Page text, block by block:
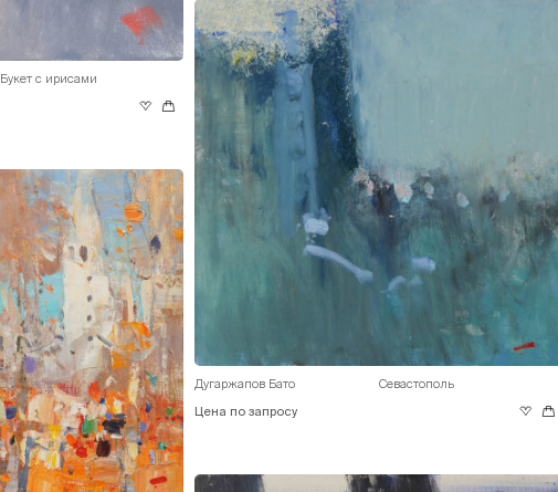
Букет с ирисами
Дугаржапов Бато Севастополь
Цена по запросу